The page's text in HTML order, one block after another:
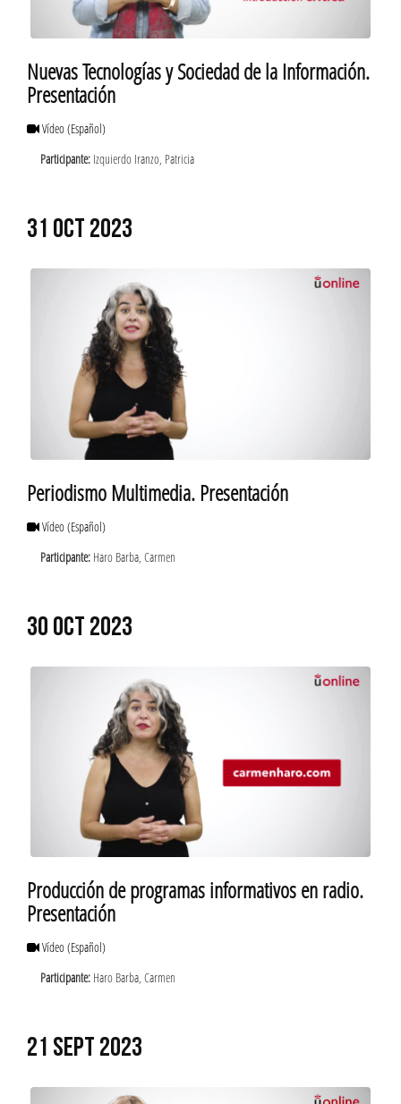
Nuevas Tecnologías y Sociedad de la Información.
Presentación
Vídeo(Español)
Participante: Izquierdo Iranzo, Patricia
31 OCT 2023
Periodismo Multimedia. Presentación
Vídeo(Español)
Participante: Haro Barba, Carmen
30 OCT 2023
Producción de programas informativos en radio.
Presentación
Vídeo(Español)
Participante: Haro Barba, Carmen
21 SEPT 2023